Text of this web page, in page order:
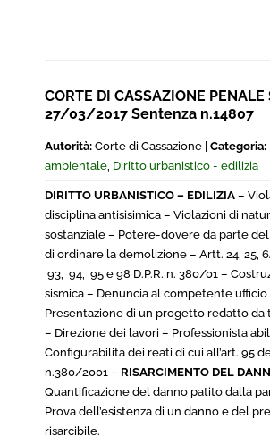
CORTE DI CASSAZIONE PENALE
27/03/2017 Sentenza n.14807
Autorità: Corte di Cassazione | Categoria:
ambientale, Diritto urbanistico - edilizia
DIRITTO URBANISTICO – EDILIZIA –
disciplina antisisimica – Violazioni di
sostanziale – Potere-dovere da parte
di ordinare la demolizione – Artt. 24, 25,
93, 94, 95 e 98 D.P.R. n. 380/01 –
sismica – Denuncia al competente ufficio
Presentazione di un progetto redatto da
– Direzione dei lavori – Professionista
Configurabilità dei reati di cui all’art. 95
n.380/2001 – RISARCIMENTO DEL DANN
Quantificazione del danno patito dalla
Prova dell’esistenza di un danno e del
risarcibile.